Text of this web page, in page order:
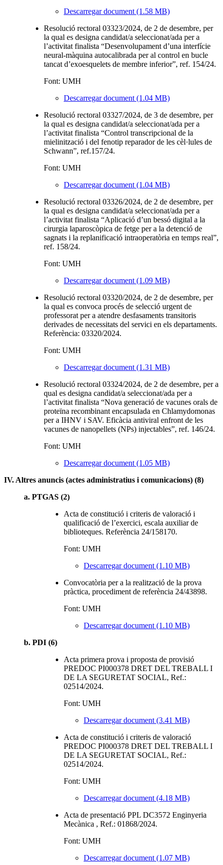
Descarregar document (1.58 MB)
Resolució rectoral 03323/2024, de 2 de desembre, per
la qual es designa candidat/a seleccionat/ada per a
l’activitat finalista “Desenvolupament d’una interfície
neural-màquina autocalibrada per al control en bucle
tancat d’exoesquelets de membre inferior”, ref. 154/24.
Font: UMH
Descarregar document (1.04 MB)
Resolució rectoral 03327/2024, de 3 de desembre, per
la qual es designa candidat/a seleccionat/ada per a
l’activitat finalista “Control transcripcional de la
mielinització i del fenotip reparador de les cèl·lules de
Schwann”, ref.157/24.
Font: UMH
Descarregar document (1.04 MB)
Resolució rectoral 03326/2024, de 2 de desembre, per
la qual es designa candidat/a seleccionat/ada per a
l’activitat finalista “Aplicació d’un bessó digital a la
cirurgia laparoscòpica de fetge per a la detenció de
sagnats i la replanificació intraoperatòria en temps real”,
ref. 158/24.
Font: UMH
Descarregar document (1.09 MB)
Resolució rectoral 03320/2024, de 2 de desembre, per
la qual es convoca procés de selecció urgent de
professorat per a atendre desfasaments transitoris
derivades de necessitats del servici en els departaments.
Referència: 03320/2024.
Font: UMH
Descarregar document (1.31 MB)
Resolució rectoral 03324/2024, de 2 de desembre, per a
qual es designa candidat/a seleccionat/ada per a
l’activitat finalista “Nova generació de vacunes orals de
proteïna recombinant encapsulada en Chlamydomonas
per a IHNV i SAV. Eficàcia antiviral enfront de les
vacunes de nanopellets (NPs) injectables”, ref. 146/24.
Font: UMH
Descarregar document (1.05 MB)
IV. Altres anuncis (actes administratius i comunicacions) (8)
a. PTGAS (2)
Acta de constitució i criteris de valoració i
qualificació de l’exercici, escala auxiliar de
biblioteques. Referència 24/158170.
Font: UMH
Descarregar document (1.10 MB)
Convocatòria per a la realització de la prova
pràctica, procediment de referència 24/43898.
Font: UMH
Descarregar document (1.10 MB)
b. PDI (6)
Acta primera prova i proposta de provisió
PREDOC PI000378 DRET DEL TREBALL I
DE LA SEGURETAT SOCIAL, Ref.:
02514/2024.
Font: UMH
Descarregar document (3.41 MB)
Acta de constitució i criteris de valoració
PREDOC PI000378 DRET DEL TREBALL I
DE LA SEGURETAT SOCIAL, Ref.:
02514/2024.
Font: UMH
Descarregar document (4.18 MB)
Acta de presentació PPL DC3572 Enginyeria
Mecànica , Ref.: 01868/2024.
Font: UMH
Descarregar document (1.07 MB)